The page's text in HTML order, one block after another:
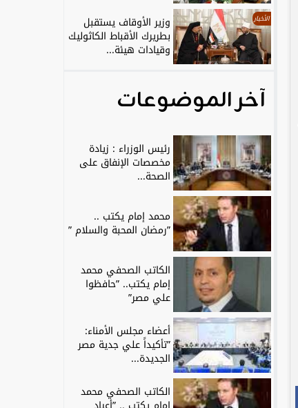
الأخبار وزير الأوقاف يستقبل
بطريرك الأقباط الكاثوليك
وقيادات هيئة...
آخر الموضوعات
رئيس الوزراء : زيادة
مخصصات الإنفاق على
الصحة...
محمد إمام يكتب ..
”رمضان المحبة والسلام ”
الكاتب الصحفي محمد
إمام يكتب.. ”حافظوا
علي مصر”
أعضاء مجلس الأمناء:
”تأكيداً علي جدية مصر
الجديدة...
الكاتب الصحفي محمد